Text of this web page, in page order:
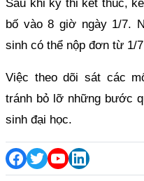
Sau khi kỳ thi kết thúc,
bố vào 8 giờ ngày 1/7.
sinh có thể nộp đơn từ 1/
Việc theo dõi sát các
tránh bỏ lỡ những bước
sinh đại học.